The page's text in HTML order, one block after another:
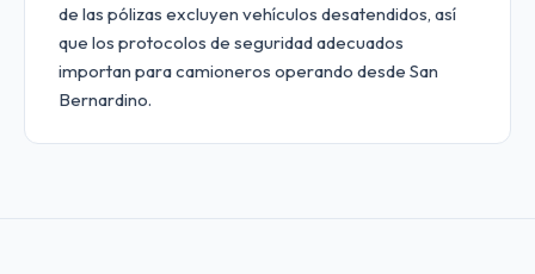
de las pólizas excluyen vehículos desatendidos, así
que los protocolos de seguridad adecuados
importan para camioneros operando desde San
Bernardino.